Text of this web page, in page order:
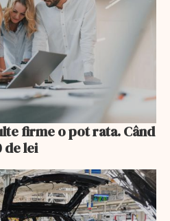
firme o pot rata. Când
de lei